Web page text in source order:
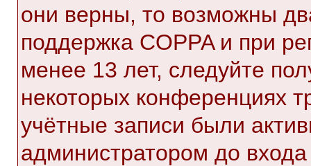
они верны, то возможны
поддержка COPPA и при
менее 13 лет, следуйте
некоторых конференциях
учётные записи были
администратором до